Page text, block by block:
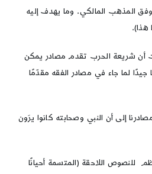
المذهب المالكي. وما يهدف إليه
أن شريعة الحرب تقدم مصادر يمكن
لما جاء في مصادر الفقه مقدّمًا
إلى أن النبي وصحابته كانوا يرَون
للنصوص اللاحقة (المتسمة أحيانًا